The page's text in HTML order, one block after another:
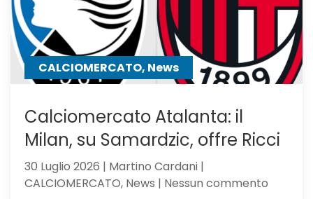
mister
chiama
CALCIOMERCATO, News
Calciomercato Atalanta: il
Milan, su Samardzic, offre Ricci
30 Luglio 2026 | Martino Cardani |
CALCIOMERCATO, News | Nessun commento